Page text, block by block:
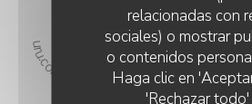
relacionadas con
sociales) o mostrar
o contenidos
Haga clic en
'Rechazar
f="https://restaurantguru.com" target="_blank">Restaurant Guru